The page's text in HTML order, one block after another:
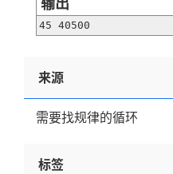
输出
45 40500
来源
需要找规律的循环
标签